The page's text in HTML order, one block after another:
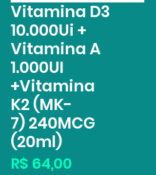
Vitamina D3
10.000Ui +
Vitamina A
1.000UI
+Vitamina
K2 (MK-
7) 240MCG
(20ml)
R$ 64,00